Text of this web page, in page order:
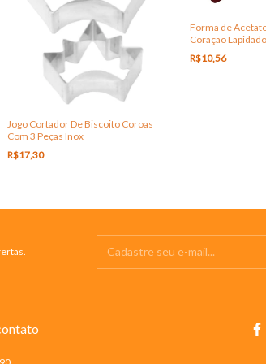
Jogo Cortador De Biscoito Coroas
Com 3 Peças Inox
R$17,30
Forma de
Coração
R$10,56